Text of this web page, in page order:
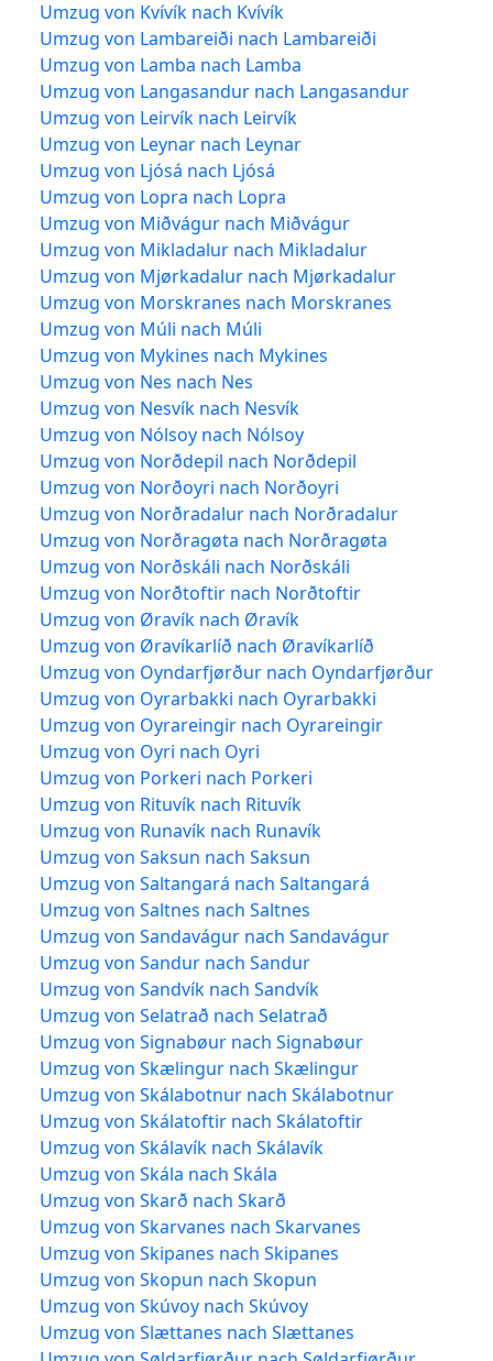
Umzug von Kvívík nach Kvívík
Umzug von Lambareiði nach Lambareiði
Umzug von Lamba nach Lamba
Umzug von Langasandur nach Langasandur
Umzug von Leirvík nach Leirvík
Umzug von Leynar nach Leynar
Umzug von Ljósá nach Ljósá
Umzug von Lopra nach Lopra
Umzug von Miðvágur nach Miðvágur
Umzug von Mikladalur nach Mikladalur
Umzug von Mjørkadalur nach Mjørkadalur
Umzug von Morskranes nach Morskranes
Umzug von Múli nach Múli
Umzug von Mykines nach Mykines
Umzug von Nes nach Nes
Umzug von Nesvík nach Nesvík
Umzug von Nólsoy nach Nólsoy
Umzug von Norðdepil nach Norðdepil
Umzug von Norðoyri nach Norðoyri
Umzug von Norðradalur nach Norðradalur
Umzug von Norðragøta nach Norðragøta
Umzug von Norðskáli nach Norðskáli
Umzug von Norðtoftir nach Norðtoftir
Umzug von Øravík nach Øravík
Umzug von Øravíkarlíð nach Øravíkarlíð
Umzug von Oyndarfjørður nach Oyndarfjørður
Umzug von Oyrarbakki nach Oyrarbakki
Umzug von Oyrareingir nach Oyrareingir
Umzug von Oyri nach Oyri
Umzug von Porkeri nach Porkeri
Umzug von Rituvík nach Rituvík
Umzug von Runavík nach Runavík
Umzug von Saksun nach Saksun
Umzug von Saltangará nach Saltangará
Umzug von Saltnes nach Saltnes
Umzug von Sandavágur nach Sandavágur
Umzug von Sandur nach Sandur
Umzug von Sandvík nach Sandvík
Umzug von Selatrað nach Selatrað
Umzug von Signabøur nach Signabøur
Umzug von Skælingur nach Skælingur
Umzug von Skálabotnur nach Skálabotnur
Umzug von Skálatoftir nach Skálatoftir
Umzug von Skálavík nach Skálavík
Umzug von Skála nach Skála
Umzug von Skarð nach Skarð
Umzug von Skarvanes nach Skarvanes
Umzug von Skipanes nach Skipanes
Umzug von Skopun nach Skopun
Umzug von Skúvoy nach Skúvoy
Umzug von Slættanes nach Slættanes